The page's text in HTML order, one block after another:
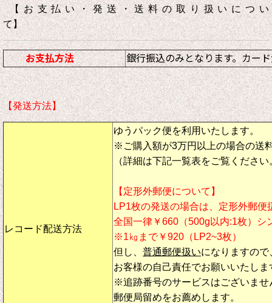
【お支払い・発送・送料の取り扱いについ
て】
お支払方法 銀行振込のみとなります。カー
【発送方法】
レコード配送方法
ゆうパック便を利用いたします。
※ご購入額が3万円以上の場合の送
（詳細は下記一覧表をご覧ください
【定形外郵便について】
LP1枚の発送の場合は、定形外郵便
全国一律￥660（500g以内:1枚）シ
※1㎏まで￥920（LP2~3枚）
但し、 普通郵便扱いになりますの
お客様の自己責任でお願いいたしま
※追跡番号のサービスはございませ
郵便局留めをお薦めします。